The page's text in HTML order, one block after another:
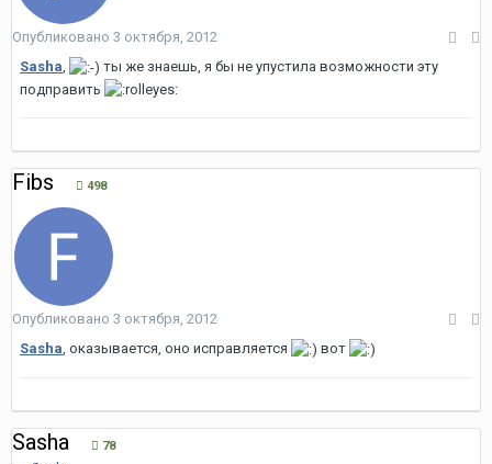
Опубликовано 3 октября, 2012
Sasha,
ты же знаешь, я бы не упустила возможности эту
подправить
Fibs 498
Опубликовано 3 октября, 2012
Sasha, оказывается, оно исправляется вот
Sasha 78